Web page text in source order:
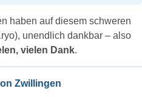
haben auf diesem schweren
unendlich dankbar – also
vielen Dank.
Zwillingen